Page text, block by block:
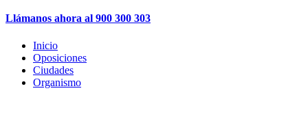
Llámanos ahora al 900 300 303
Inicio
Oposiciones
Ciudades
Organismo